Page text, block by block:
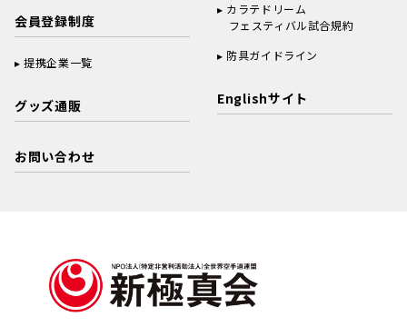
会員登録制度
提携企業一覧
グッズ通販
お問い合わせ
カラテドリーム
フェスティバル試合規約
防具ガイドライン
Englishサイト